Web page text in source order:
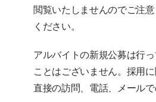
閲覧いたしませんのでご注
ください。
アルバイトの新規公募は行
ことはございません。採用
直接の訪問、電話、メール